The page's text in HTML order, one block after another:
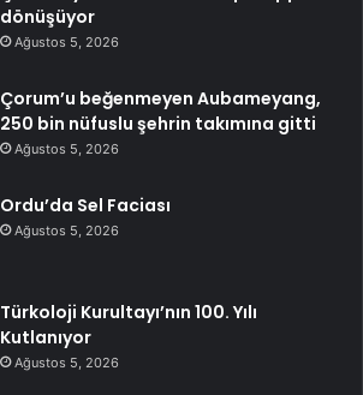
dönüşüyor
Ağustos 5, 2026
Çorum’u beğenmeyen Aubameyang,
250 bin nüfuslu şehrin takımına gitti
Ağustos 5, 2026
Ordu’da Sel Faciası
Ağustos 5, 2026
Türkoloji Kurultayı’nın 100. Yılı
Kutlanıyor
Ağustos 5, 2026